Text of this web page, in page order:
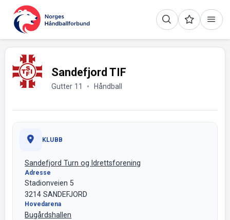
Sandefjord TIF
Gutter 11 Håndball
KLUBB
Sandefjord Turn og Idrettsforening
Adresse
Stadionveien 5
3214 SANDEFJORD
Hovedarena
Bugårdshallen